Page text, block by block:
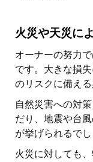
火災や天災に
オーナーの努力
です。大きな損
のリスクに備える
自然災害への対
だり、地震や台
が挙げられるでし
火災に対しても